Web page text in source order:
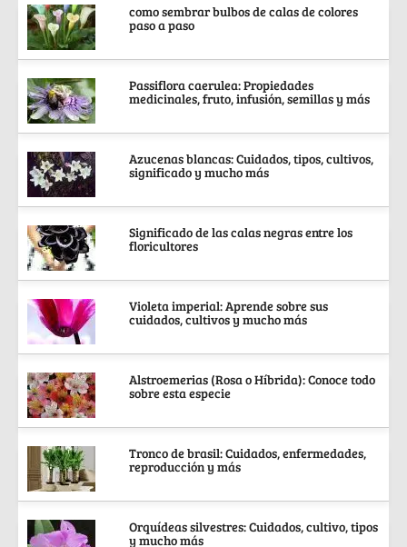
como sembrar bulbos de calas de colores
paso a paso
Passiflora caerulea: Propiedades
medicinales, fruto, infusión, semillas y más
Azucenas blancas: Cuidados, tipos, cultivos,
significado y mucho más
Significado de las calas negras entre los
floricultores
Violeta imperial: Aprende sobre sus
cuidados, cultivos y mucho más
Alstroemerias (Rosa o Híbrida): Conoce todo
sobre esta especie
Tronco de brasil: Cuidados, enfermedades,
reproducción y más
Orquídeas silvestres: Cuidados, cultivo, tipos
y mucho más